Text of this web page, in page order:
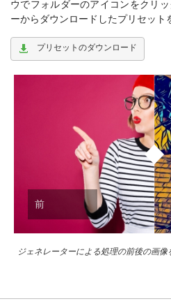
ウでフォルダーのアイコンをクリ
ーからダウンロードしたプリセット
プリセットのダウンロード
前
ジェネレーターによる処理の前後の画像